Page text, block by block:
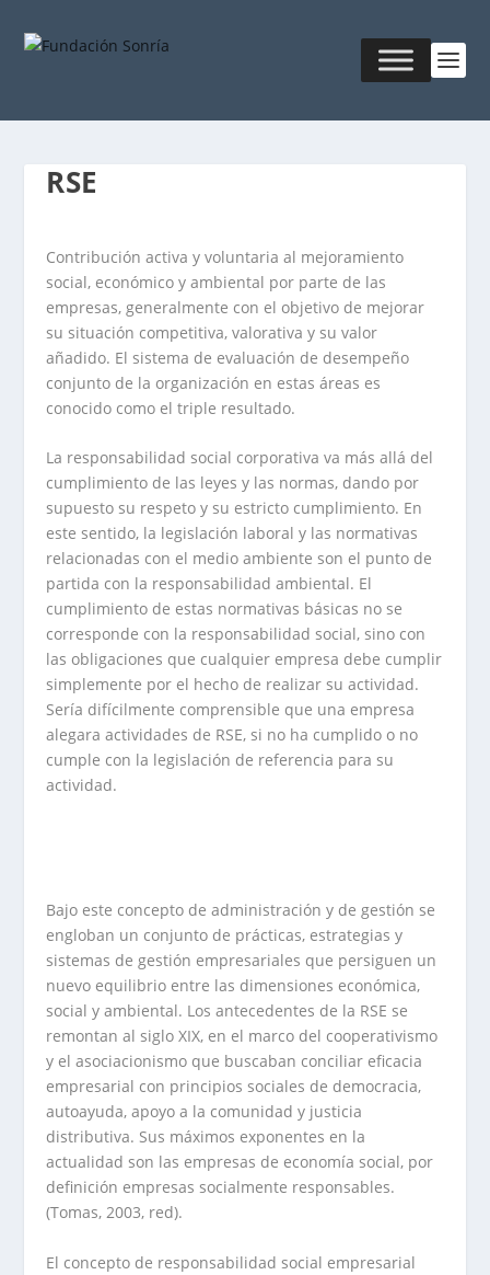
RSE
Contribución activa y voluntaria al mejoramiento
social, económico y ambiental por parte de las
empresas, generalmente con el objetivo de mejorar
su situación competitiva, valorativa y su valor
añadido. El sistema de evaluación de desempeño
conjunto de la organización en estas áreas es
conocido como eltriple resultado.
La responsabilidad social corporativa va más allá del
cumplimiento de las leyes y las normas, dando por
supuesto su respeto y su estricto cumplimiento. En
este sentido, la legislación laboral y las normativas
relacionadas con el medio ambiente son el punto de
partida con la responsabilidad ambiental. El
cumplimiento de estas normativas básicas no se
corresponde con la responsabilidad social, sino con
las obligaciones que cualquier empresa debe cumplir
simplemente por el hecho de realizar su actividad.
Sería difícilmente comprensible que una empresa
alegara actividades de RSE, si no ha cumplido o no
cumple con la legislación de referencia para su
actividad.
Bajo este concepto de administración y de gestión se
engloban un conjunto de prácticas, estrategias y
sistemas de gestión empresariales que persiguen un
nuevo equilibrio entre las dimensiones económica,
social y ambiental. Los antecedentes de la RSE se
remontan al siglo XIX, en el marco del cooperativismo
y el asociacionismo que buscaban conciliar eficacia
empresarial con principios sociales de democracia,
autoayuda, apoyo a la comunidad y justicia
distributiva. Sus máximos exponentes en la
actualidad son las empresas de economía social, por
definición empresas socialmente responsables.
(Tomas, 2003, red).
El concepto de responsabilidad social empresarial